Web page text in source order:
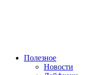
Полезное
Новости